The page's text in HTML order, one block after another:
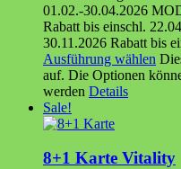
01.02.-30.04.2026
Rabatt bis einschl.
30.11.2026 Rabatt bis
Ausführung wählen
auf. Die Optionen
werden Details
Sale!
8+1 Karte Vitality